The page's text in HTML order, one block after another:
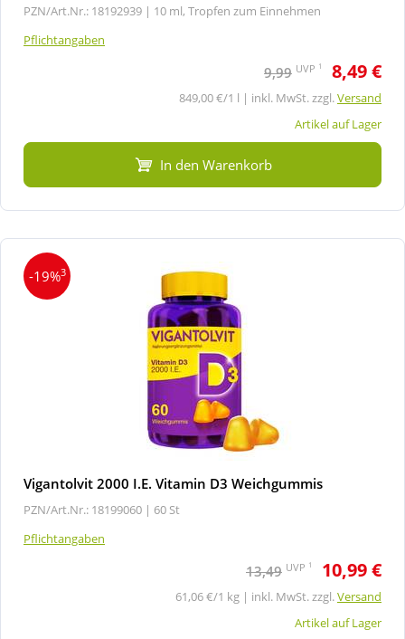
PZN/Art.Nr.: 18192939 | 10 ml, Tropfen zum Einnehmen
Pflichtangaben
9,99 UVP 1 8,49 €
849,00 €/1 l | inkl. MwSt. zzgl.Versand
Artikel auf Lager
In den Warenkorb
-19%3
Vigantolvit 2000 I.E. Vitamin D3 Weichgummis
PZN/Art.Nr.: 18199060 | 60 St
Pflichtangaben
13,49 UVP 1 10,99 €
61,06 €/1 kg | inkl. MwSt. zzgl.Versand
Artikel auf Lager